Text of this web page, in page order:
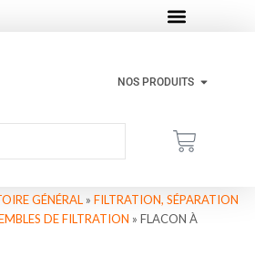
NOS PRODUITS
GÉNÉRAL » FILTRATION, SÉPARATION
DE FILTRATION » FLACON À